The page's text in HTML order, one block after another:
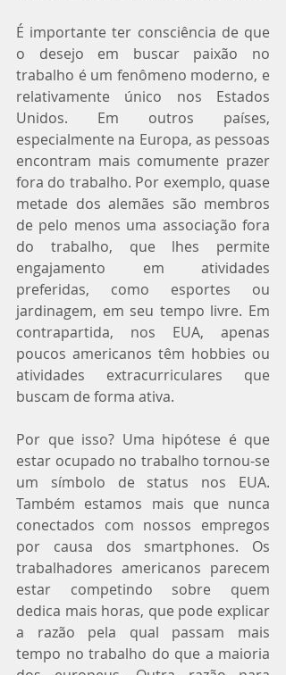
É importante ter consciência de que
o desejo em buscar paixão no
trabalho é um fenômeno moderno, e
relativamente único nos Estados
Unidos. Em outros países,
especialmente na Europa, as pessoas
encontram mais comumente prazer
fora do trabalho. Por exemplo, quase
metade dos alemães são membros
de pelo menos uma associação fora
do trabalho, que lhes permite
engajamento em atividades
preferidas, como esportes ou
jardinagem, em seu tempo livre. Em
contrapartida, nos EUA, apenas
poucos americanos têm hobbies ou
atividades extracurriculares que
buscam de forma ativa.
Por que isso? Uma hipótese é que
estar ocupado no trabalho tornou-se
um símbolo de status nos EUA.
Também estamos mais que nunca
conectados com nossos empregos
por causa dos smartphones. Os
trabalhadores americanos parecem
estar competindo sobre quem
dedica mais horas, que pode explicar
a razão pela qual passam mais
tempo no trabalho do que a maioria